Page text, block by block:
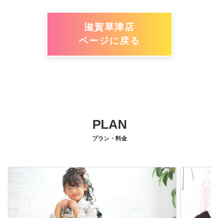
滋賀草津店
ページに戻る
PLAN
プラン・料金